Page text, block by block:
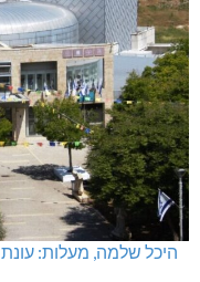
היכל שלמה, מעלות: עונת 26-27